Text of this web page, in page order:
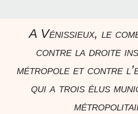
A Vénissieux, le
contre la droite
métropole et contre
qui a trois élus